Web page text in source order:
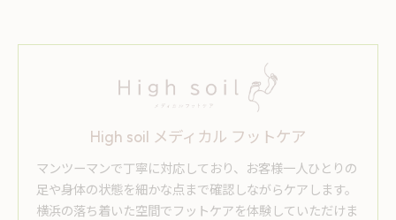
High soil メディカル フットケア
マンツーマンで丁寧に対応しており、お客様一人ひとりの
足や身体の状態を細かな点まで確認しながらケアします。
横浜の落ち着いた空間でフットケアを体験していただけま